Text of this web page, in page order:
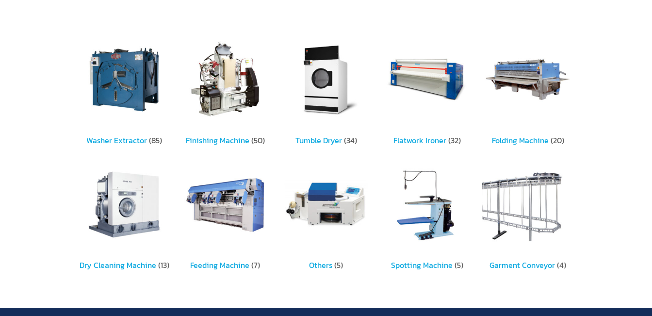
Washer Extractor(85) Finishing Machine (50) Tumble Dryer(34) Flatwork Ironer(32) Folding Machine (20)
Dry Cleaning Machine (13) Feeding Machine (7) Others(5) Spotting Machine (5) Garment Conveyor(4)